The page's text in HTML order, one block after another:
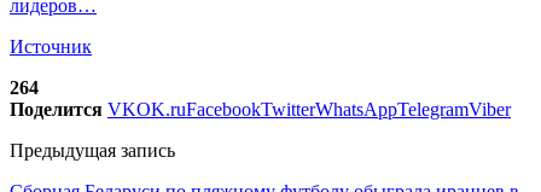
лидеров…
Источник
264
Поделится VKOK.ruFacebookTwitterWhatsAppTelegramViber
Предыдущая запись